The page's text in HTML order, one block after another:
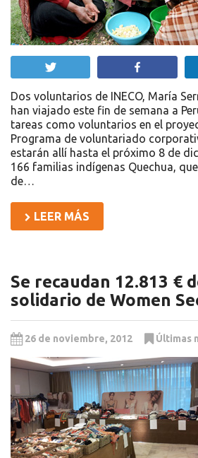
Dos voluntarios de INECO, María
han viajado este fin de semana a
tareas como voluntarios en el
Programa de voluntariado
estarán allí hasta el próximo 8 de
166 familias indígenas Quechua,
de…
LEER MÁS
Se recaudan 12.813 €
solidario de Women
26 de noviembre, 2012 Últimas